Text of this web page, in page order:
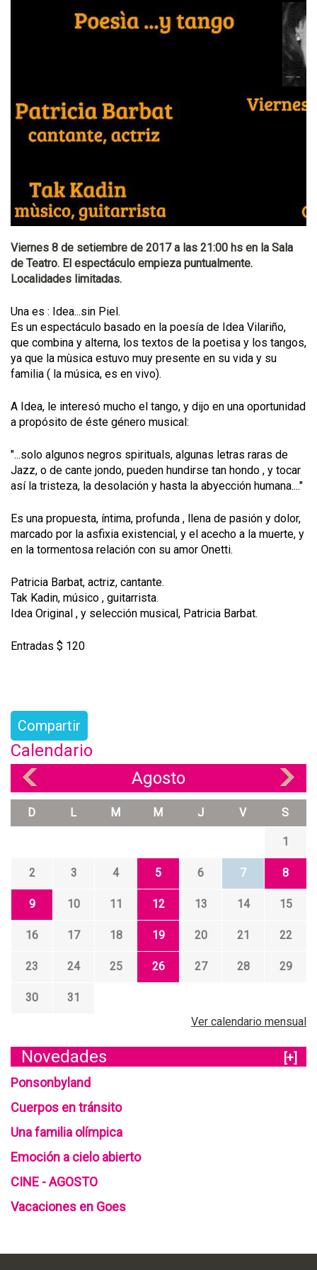
Viernes 8 de setiembre de 2017 a las 21:00 hs en la Sala
de Teatro. El espectáculo empieza puntualmente.
Localidades limitadas.
Una es : Idea...sin Piel.
Es un espectáculo basado en la poesía de Idea Vilariño,
que combina y alterna, los textos de la poetisa y los tangos,
ya que la mùsica estuvo muy presente en su vida y su
familia ( la música, es en vivo).
A Idea, le interesó mucho el tango, y dijo en una oportunidad
a propósito de éste género musical:
"...solo algunos negros spirituals, algunas letras raras de
Jazz, o de cante jondo, pueden hundirse tan hondo , y tocar
así la tristeza, la desolación y hasta la abyección humana...."
Es una propuesta, íntima, profunda , llena de pasión y dolor,
marcado por la asfixia existencial, y el acecho a la muerte, y
en la tormentosa relación con su amor Onetti.
Patricia Barbat, actriz, cantante.
Tak Kadin, músico , guitarrista.
Idea Original , y selección musical, Patricia Barbat.
Entradas $ 120
Compartir
Calendario
Agosto
D L M M J V S
1
2 3 4 5 6 7 8
9 10 11 12 13 14 15
16 17 18 19 20 21 22
23 24 25 26 27 28 29
30
31
Ver calendario mensual
Novedades
[+]
Ponsonbyland
Cuerpos en tránsito
Una familia olímpica
Emoción a cielo abierto
CINE - AGOSTO
Vacaciones en Goes